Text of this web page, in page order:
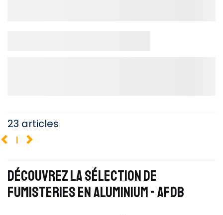
23 articles
1
DÉCOUVREZ LA SÉLECTION DE
FUMISTERIES EN ALUMINIUM - AFDB